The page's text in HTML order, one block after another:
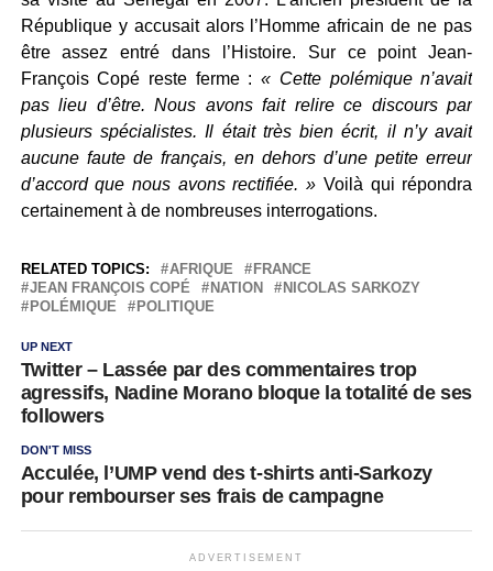
République y accusait alors l’Homme africain de ne pas
être assez entré dans l’Histoire. Sur ce point Jean-
François Copé reste ferme :« Cette polémique n’avait
pas lieu d’être. Nous avons fait relire ce discours par
plusieurs spécialistes. Il était très bien écrit, il n’y avait
aucune faute de français, en dehors d’une petite erreur
d’accord que nous avons rectifiée. » Voilà qui répondra
certainement à de nombreuses interrogations.
RELATED TOPICS: AFRIQUE
FRANCE
JEAN FRANÇOIS COPÉ
NATION
NICOLAS SARKOZY
POLÉMIQUE
POLITIQUE
UP NEXT
Twitter – Lassée par des commentaires trop
agressifs, Nadine Morano bloque la totalité de ses
followers
DON'T MISS
Acculée, l’UMP vend des t-shirts anti-Sarkozy
pour rembourser ses frais de campagne
ADVERTISEMENT